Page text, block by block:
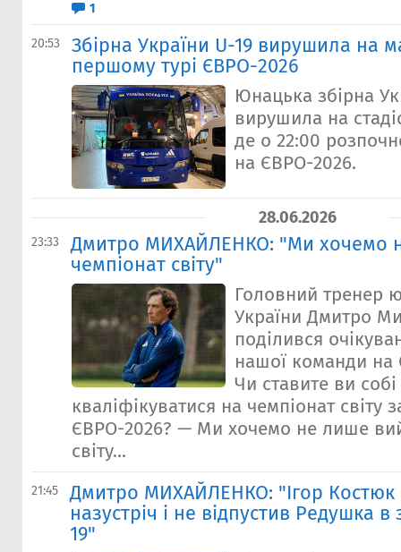
1
20:53
Збірна України U-19 вирушила на
першому турі ЄВРО-2026
Юнацька збірна
вирушила на
де о 22:00
на ЄВРО-2026.
28.06.2026
23:33
Дмитро МИХАЙЛЕНКО: "Ми хочемо
чемпіонат світу"
Головний тренер
України Дмитро
поділився
нашої команди на
Чи ставите ви
кваліфікуватися на чемпіонат світу
ЄВРО-2026? — Ми хочемо не лише
світу...
21:45
Дмитро МИХАЙЛЕНКО: "Ігор Костюк
назустріч і не відпустив Редушка в
19"